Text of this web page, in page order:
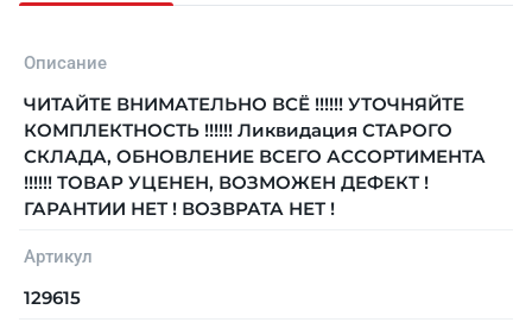
Описание
ЧИТАЙТЕ ВНИМАТЕЛЬНО ВСЁ !!!!!! УТОЧНЯЙТЕ
КОМПЛЕКТНОСТЬ !!!!!! Ликвидация СТАРОГО
СКЛАДА, ОБНОВЛЕНИЕ ВСЕГО АССОРТИМЕНТА
!!!!!! ТОВАР УЦЕНЕН, ВОЗМОЖЕН ДЕФЕКТ !
ГАРАНТИИ НЕТ ! ВОЗВРАТА НЕТ !
Артикул
129615